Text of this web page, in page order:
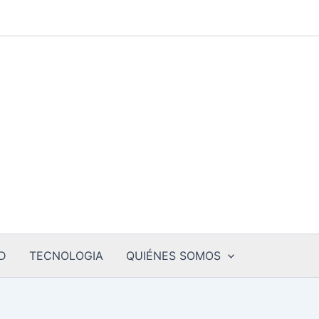
TECNOLOGIA QUIÉNES SOMOS